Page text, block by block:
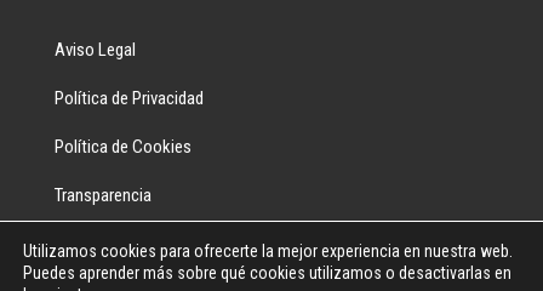
Aviso Legal
Política de Privacidad
Política de Cookies
Transparencia
Utilizamos cookies para ofrecerte la mejor experiencia en nuestra web.
Puedes aprender más sobre qué cookies utilizamos o desactivarlas en